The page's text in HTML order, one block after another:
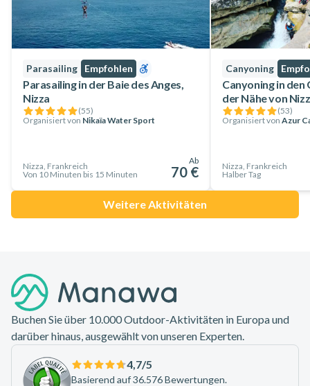
Parasailing Empfohlen
Parasailing in der Baie des Anges,
Nizza
(55)
Organisiert von Nikaïa Water Sport
Nizza, Frankreich
Von 10 Minuten bis 15 Minuten
Ab
70 €
Canyoning
Canyoning in den
der Nähe von
(53)
Organisiert von Azur
Nizza, Frankreich
Halber Tag
Weitere Aktivitäten
Buchen Sie über 10.000 Outdoor-Aktivitäten in Europa und
darüber hinaus, ausgewählt von unseren Experten.
4,7/5
Basierend auf 36.576 Bewertungen.